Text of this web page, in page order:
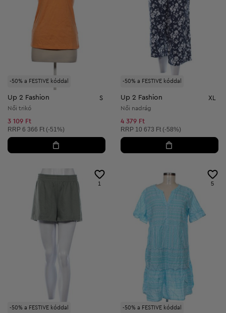
-50% a FESTIVE kóddal
Up 2 Fashion S
Női trikó
3 109 Ft
Ajánlott ár:
RRP 6 366 Ft (-51%)
-50% a FESTIVE kóddal
Up 2 Fashion XL
Női nadrág
4 379 Ft
Ajánlott ár:
RRP 10 673 Ft (-58%)
-50% a FESTIVE kóddal
1
-50% a FESTIVE kóddal
5